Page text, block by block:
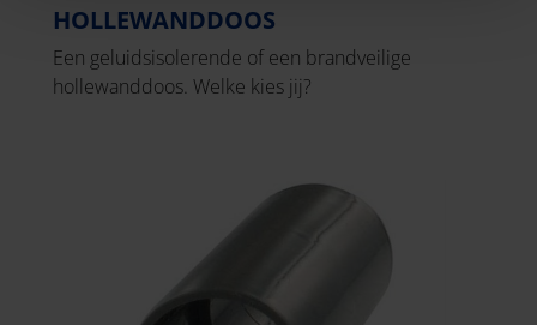
HOLLEWANDDOOS
Een geluidsisolerende of een brandveilige
hollewanddoos. Welke kies jij?